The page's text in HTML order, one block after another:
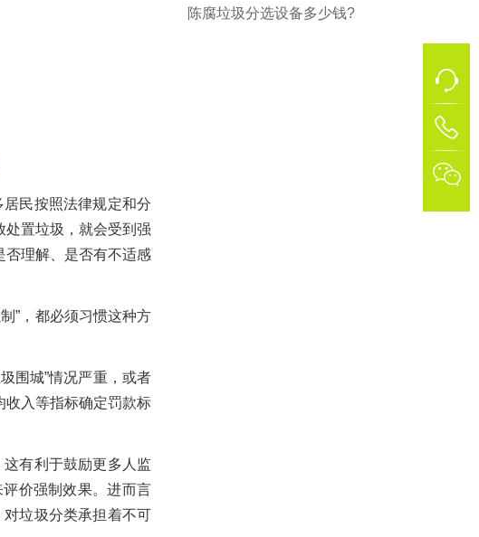
民按照法律规定和分
处置垃圾，就会受到强
否理解、是否有不适感
”，都必须习惯这种方
围城”情况严重，或者
收入等指标确定罚款标
有利于鼓励更多人监
价强制效果。进而言
垃圾分类承担着不可
陈腐垃圾分选设备多少钱?
